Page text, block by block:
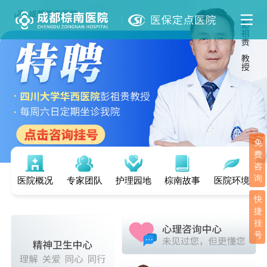
医院概况 专家团队 护理园地 棕南故事 医院环境
免
费
咨
询
快
捷
挂
号